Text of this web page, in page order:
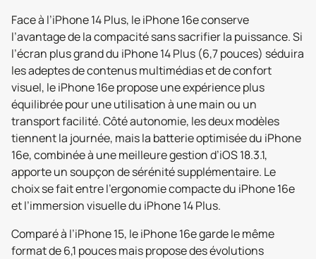
Face à l’iPhone 14 Plus, le iPhone 16e conserve
l’avantage de la compacité sans sacrifier la puissance. Si
l’écran plus grand du iPhone 14 Plus (6,7 pouces) séduira
les adeptes de contenus multimédias et de confort
visuel, le iPhone 16e propose une expérience plus
équilibrée pour une utilisation à une main ou un
transport facilité. Côté autonomie, les deux modèles
tiennent la journée, mais la batterie optimisée du iPhone
16e, combinée à une meilleure gestion d’iOS 18.3.1,
apporte un soupçon de sérénité supplémentaire. Le
choix se fait entre l’ergonomie compacte du iPhone 16e
et l’immersion visuelle du iPhone 14 Plus.
Comparé à l’iPhone 15, le iPhone 16e garde le même
format de 6,1 pouces mais propose des évolutions